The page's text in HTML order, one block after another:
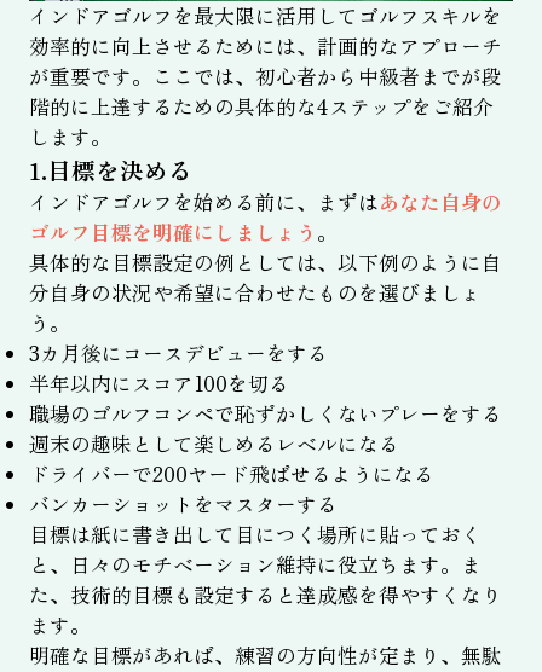
インドアゴルフを最大限に活用してゴルフスキルを
効率的に向上させるためには、計画的なアプローチ
が重要です。ここでは、初心者から中級者までが段
階的に上達するための具体的な4ステップをご紹介
します。
1.目標を決める
インドアゴルフを始める前に、まずはあなた自身の
ゴルフ目標を明確にしましょう 。
具体的な目標設定の例としては、以下例のように自
分自身の状況や希望に合わせたものを選びましょ
う。
3カ月後にコースデビューをする
半年以内にスコア100を切る
職場のゴルフコンペで恥ずかしくないプレーをする
週末の趣味として楽しめるレベルになる
ドライバーで200ヤード飛ばせるようになる
バンカーショットをマスターする
目標は紙に書き出して目につく場所に貼っておく
と、日々のモチベーション維持に役立ちます。ま
た、技術的目標も設定すると達成感を得やすくなり
ます。
明確な目標があれば、練習の方向性が定まり、無駄